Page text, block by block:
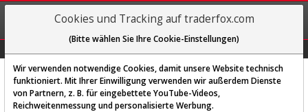
REGIS-
TRIEREN
Diese Funktion ist nur für
Cookies und Tracking auf traderfox.com
(Bitte wählen Sie Ihre Cookie-Einstellungen)
Wir verwenden notwendige Cookies, damit unsere Website technisch
funktioniert. Mit Ihrer Einwilligung verwenden wir außerdem Dienste
von Partnern, z. B. für eingebettete YouTube-Videos,
Reichweitenmessung und personalisierte Werbung.